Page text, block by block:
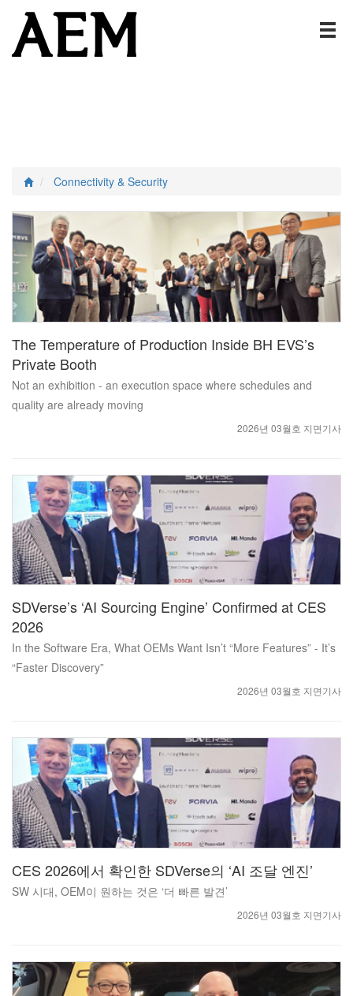
Connectivity & Security
The Temperature of Production Inside BH EVS’s
Private Booth
Not an exhibition - an execution space where schedules and
quality are already moving
2026년 03월호 지면기사
SDVerse’s ‘AI Sourcing Engine’ Confirmed at CES
2026
In the Software Era, What OEMs Want Isn’t “More Features” - It’s
“Faster Discovery”
2026년 03월호 지면기사
CES 2026에서 확인한 SDVerse의 ‘AI 조달 엔진’
SW 시대, OEM이 원하는 것은 ‘더 빠른 발견’
2026년 03월호 지면기사